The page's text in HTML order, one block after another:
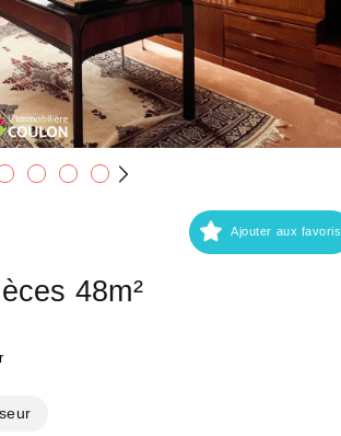
Ajouter aux favoris
48m²